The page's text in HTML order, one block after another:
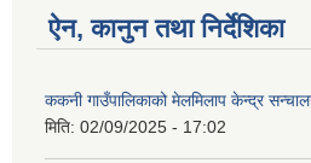
ऐन, कानुन तथा निर्देशिका
ककनी गाउँपालिकाको मेलमिलाप केन्द्र
मिति: 02/09/2025 - 17:02